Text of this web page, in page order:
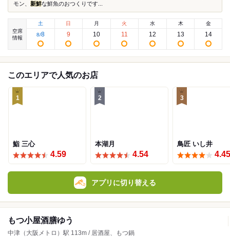
モン、 新鮮な鮮魚のおつくりです...
空席
情報
土
8/8
日
9
月
10
火
11
水
12
木
13
金
14
このエリアで人気のお店
1
鮨 三心
4.59
2
本湖月
4.54
3
鳥匠 いし井
4.45
アプリに切り替える
もつ小屋酒膳ゆう
中津（大阪メトロ）駅 113m / 居酒屋、もつ鍋